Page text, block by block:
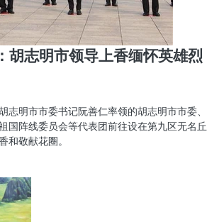
胡志明市领导上香缅怀英雄烈
志明市市委书记阮善仁率领的胡志明市市委、
国阵线委员会等代表团前往设在第九区无名丘
和敬献花圈。